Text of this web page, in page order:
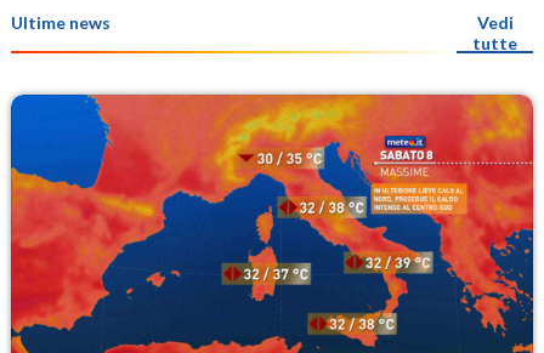
Ultime news
Vedi
tutte